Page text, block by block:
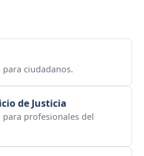
para ciudadanos.
de Justicia
para profesionales del